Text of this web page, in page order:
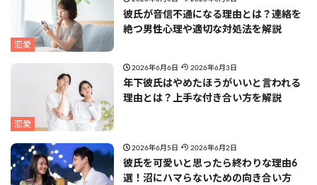
恋愛
彼氏が音信不通になる理由とは？連絡を
絶つ男性心理や適切な対処法を解説
恋愛
2026年6月6日 2026年6月3日
年下彼氏はやめたほうがいいと言われる
理由とは？上手な付き合い方を解説
2026年6月5日 2026年6月2日
彼氏を可愛いと思ったら終わりな理由6
選！沼にハマらないための向き合い方